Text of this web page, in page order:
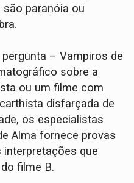
paranóia ou
– Vampiros de
sobre a
ou um filme com
disfarçada de
os especialistas
Alma fornece provas
que
filme B.